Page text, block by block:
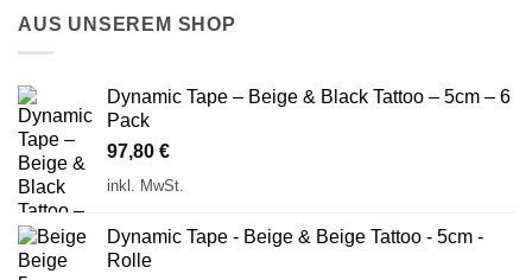
AUS UNSEREM SHOP
Dynamic Tape – Beige & Black Tattoo – 5cm – 6
Pack
97,80 €
inkl. MwSt.
Dynamic Tape - Beige & Beige Tattoo - 5cm -
Rolle